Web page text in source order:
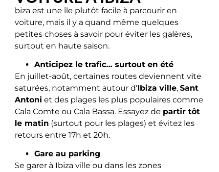
biza est une île plutôt facile à parcourir en
voiture, mais il y a quand même quelques
petites choses à savoir pour éviter les galères,
surtout en haute saison.
Anticipez le trafic… surtout en été
En juillet-août, certaines routes deviennent vite
saturées, notamment autour d’Ibiza ville, Sant
Antoni et des plages les plus populaires comme
Cala Comte ou Cala Bassa. Essayez de partir tôt
le matin (surtout pour les plages) et évitez les
retours entre 17h et 20h.
Gare au parking
Se garer à Ibiza ville ou dans les zones